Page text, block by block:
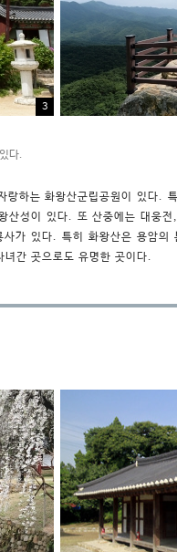
3
다.
랑하는 화왕산군립공원이 있다.
산성이 있다. 또 산중에는 대웅
사가 있다.특히 화왕산은 용암의
간 곳으로도 유명한 곳이다.